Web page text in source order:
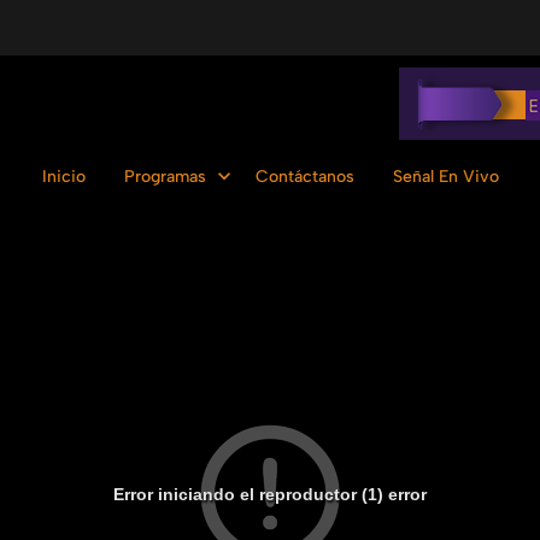
Inicio Programas Contáctanos Señal En Vivo
Error iniciando el reproductor (1) error